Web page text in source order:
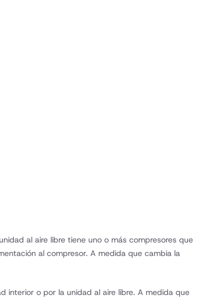
al aire libre tiene uno o más compresores que
al compresor. A medida que cambia la
interior o por la unidad al aire libre. A medida que